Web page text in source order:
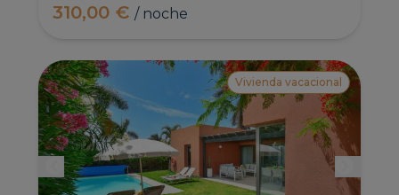
310,00 €/ noche
Vivienda vacacional